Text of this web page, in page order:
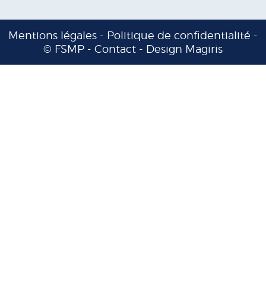
Mentions légales - Politique de confidentialité -
© FSMP - Contact - Design Magiris